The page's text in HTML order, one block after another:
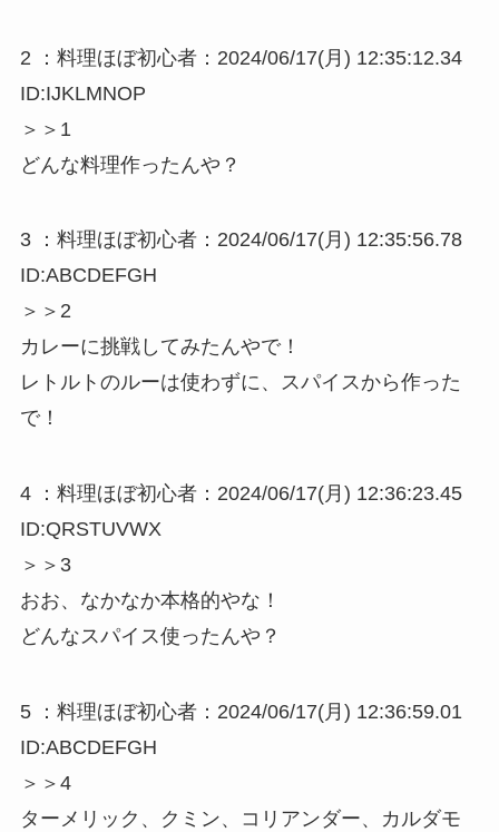
2 ：料理ほぼ初心者：2024/06/17(月) 12:35:12.34
ID:IJKLMNOP
＞＞1
どんな料理作ったんや？
3 ：料理ほぼ初心者：2024/06/17(月) 12:35:56.78
ID:ABCDEFGH
＞＞2
カレーに挑戦してみたんやで！
レトルトのルーは使わずに、スパイスから作った
で！
4 ：料理ほぼ初心者：2024/06/17(月) 12:36:23.45
ID:QRSTUVWX
＞＞3
おお、なかなか本格的やな！
どんなスパイス使ったんや？
5 ：料理ほぼ初心者：2024/06/17(月) 12:36:59.01
ID:ABCDEFGH
＞＞4
ターメリック、クミン、コリアンダー、カルダモ